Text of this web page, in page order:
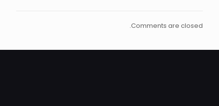
Comments are closed.